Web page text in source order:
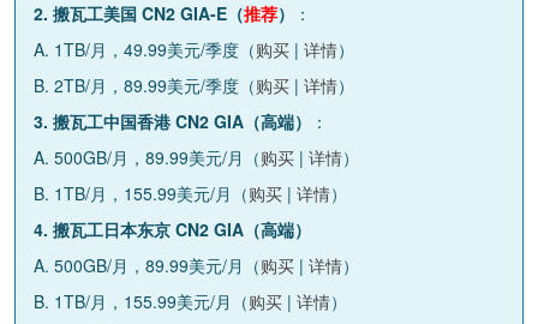
2. 搬瓦工美国 CN2 GIA-E（推荐）
：
A. 1TB/月，49.99美元/季度（购买 | 详情）
B. 2TB/月，89.99美元/季度（购买 | 详情）
3. 搬瓦工中国香港 CN2 GIA（高端）
：
A. 500GB/月，89.99美元/月（购买 | 详情）
B. 1TB/月，155.99美元/月（购买 | 详情）
4. 搬瓦工日本东京 CN2 GIA（高端）
A. 500GB/月，89.99美元/月（购买 | 详情）
B. 1TB/月，155.99美元/月（购买 | 详情）